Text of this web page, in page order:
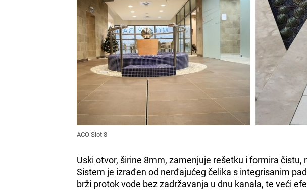
ACO Slot 8
Uski otvor, širine 8mm, zamenjuje rešetku i formira čistu,
Sistem je izrađen od nerđajućeg čelika s integrisanim
brži protok vode bez zadržavanja u dnu kanala, te veći